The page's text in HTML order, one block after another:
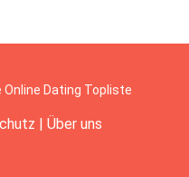
Dating Topliste
| Über uns